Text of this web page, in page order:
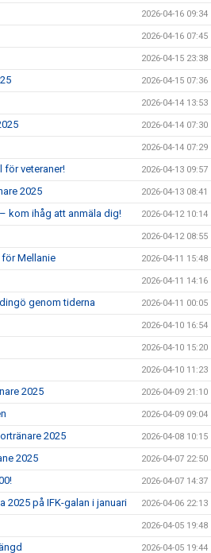
2026-04-16 09:34
2026-04-16 07:45
2026-04-15 23:38
2026-04-15 07:36
2026-04-14 13:53
2026-04-14 07:30
2026-04-14 07:29
för veteraner! 2026-04-13 09:57
2025 2026-04-13 08:41
kom ihåg att anmäla dig! 2026-04-12 10:14
2026-04-12 08:55
Mellanie 2026-04-11 15:48
2026-04-11 14:16
genom tiderna 2026-04-11 00:05
2026-04-10 16:54
2026-04-10 15:20
2026-04-10 11:23
2025 2026-04-09 21:10
2026-04-09 09:04
2025 2026-04-08 10:15
2025 2026-04-07 22:50
2026-04-07 14:37
2025 på IFK-galan i januari 2026-04-06 22:13
2026-04-05 19:48
2026-04-05 19:44